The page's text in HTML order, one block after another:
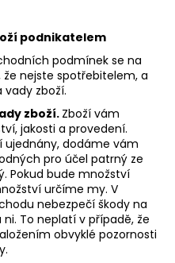
podnikatelem
podmínek se na
nejste spotřebitelem, a
zboží.
zboží. Zboží vám
jakosti a provedení.
ujednány, dodáme vám
pro účel patrný ze
Pokud bude množství
určíme my. V
nebezpečí škody na
To neplatí v případě, že
obvyklé pozornosti